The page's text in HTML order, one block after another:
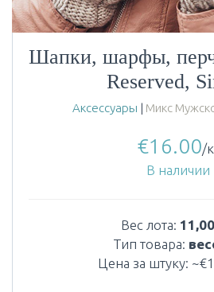
Шапки, шарфы,
Reserved,
Аксессуары | Микс
€16.00/
В наличии
Вес лота:
Тип товара:
Цена за штуку: